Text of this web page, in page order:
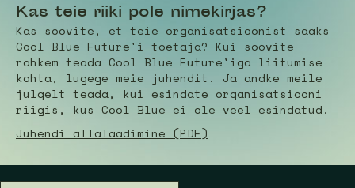
Kas teie riiki pole nimekirjas?
Kas soovite, et teie organisatsioonist saaks
Cool Blue Future'i toetaja? Kui soovite
rohkem teada Cool Blue Future'iga liitumise
kohta, lugege meie juhendit. Ja andke meile
julgelt teada, kui esindate organisatsiooni
riigis, kus Cool Blue ei ole veel esindatud.
Juhendi allalaadimine (PDF)